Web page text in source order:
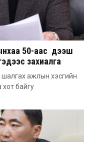
50-аас дээш
захиалга
ажлын хэсгийн
байгу